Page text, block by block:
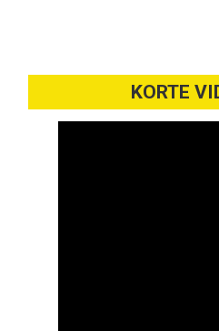
KORTE